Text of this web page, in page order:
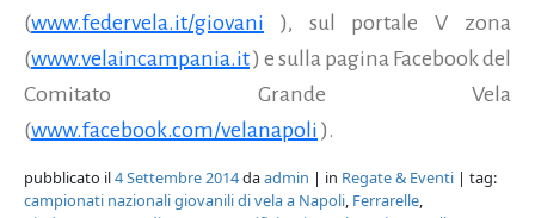
(www.federvela.it/giovani ), sul portale V zona
(www.velaincampania.it) e sulla pagina Facebook del
Comitato Grande Vela
(www.facebook.com/velanapoli ).
pubblicato il4 Settembre 2014daadmin | in Regate & Eventi | tag:
campionati nazionali giovanili di vela a Napoli, Ferrarelle,